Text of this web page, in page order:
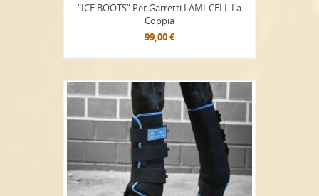
“ICE BOOTS” Per Garretti LAMI-CELL La
Coppia
99,00 €